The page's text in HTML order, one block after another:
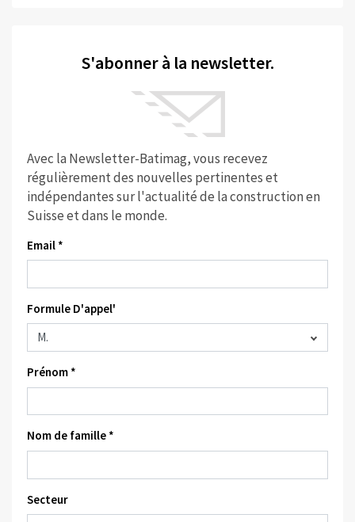
S'abonner à la newsletter.
Avec la Newsletter-Batimag, vous recevez
régulièrement des nouvelles pertinentes et
indépendantes sur l'actualité de la construction en
Suisse et dans le monde.
Email *
Formule D'appel'
Prénom *
Nom de famille *
Secteur